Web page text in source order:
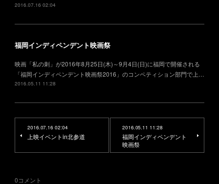
2016.07.16 02:04
福岡インディペンデント映画祭
映画「私の刺」が2016年8月25日(木)～9月4日(日)に福岡で開催される
「福岡インディペンデント映画祭2016」のコンペティション部門で上…
2016.05.11 11:28
2016.07.16 02:04
上映イベントin北参道
2016.05.11 11:28
福岡インディペンデント
映画祭
0コメント